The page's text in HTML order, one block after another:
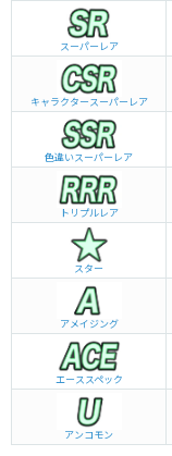
スーパーレア
キャラクタースーパーレア
色違いスーパーレア
トリプルレア
スター
アメイジング
エーススペック
アンコモン